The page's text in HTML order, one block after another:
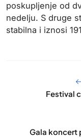
poskupljenje od
nedelju. S druge
stabilna i iznosi
Festival
Gala koncert